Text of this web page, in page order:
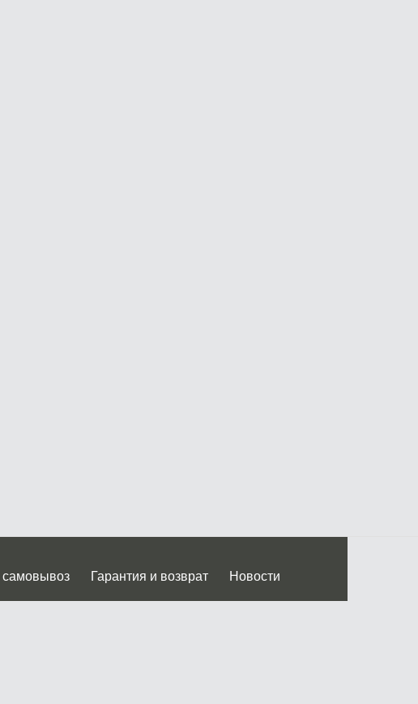
самовывоз Гарантия и возврат Новости